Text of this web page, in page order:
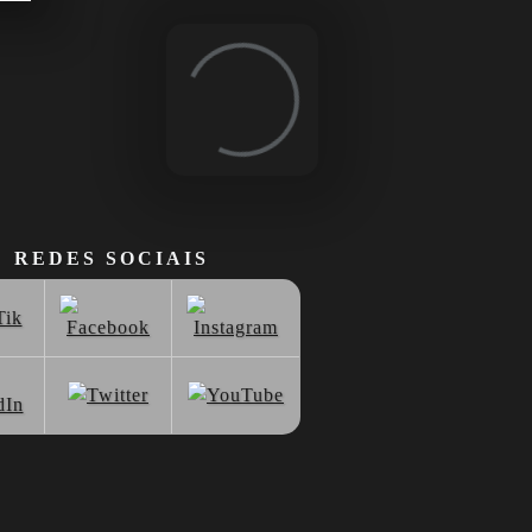
Loading...
REDES SOCIAIS